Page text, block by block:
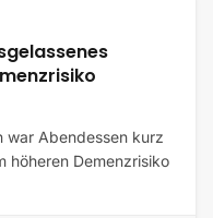
war Abendessen kurz
höheren Demenzrisiko